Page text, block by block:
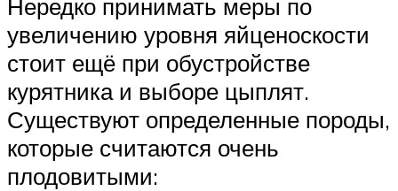
Нередко принимать меры по
увеличению уровня яйценоскости
стоит ещё при обустройстве
курятника и выборе цыплят.
Существуют определенные породы,
которые считаются очень
плодовитыми: